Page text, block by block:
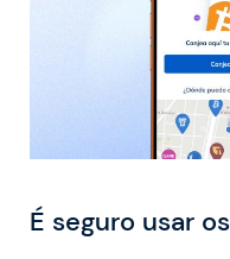
É seguro usar